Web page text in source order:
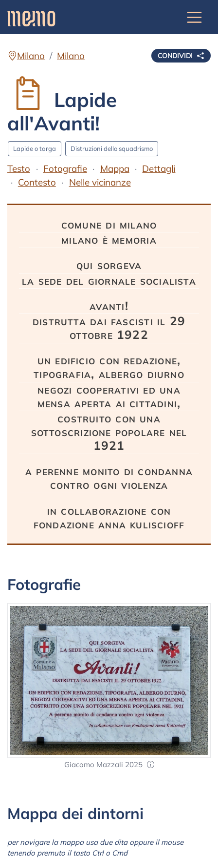
CONDIVIDI
Milano Milano
Lapide
all'Avanti!
Lapide o targa Distruzioni dello squadrismo
Testo Fotografie Mappa
Dettagli
Contesto
Nelle vicinanze
comune di milano
milano è memoria
qui sorgeva
la sede del giornale socialista
avanti!
distrutta dai fascisti il 29
ottobre 1922
un edificio con redazione,
tipografia, albergo diurno
negozi cooperativi ed una
mensa aperta ai cittadini,
costruito con una
sottoscrizione popolare nel
1921
a perenne monito di condanna
contro ogni violenza
in collaborazione con
fondazione anna kuliscioff
Fotografie
Giacomo Mazzali 2025
Mappa dei dintorni
per navigare la mappa usa due dita oppure il mouse
tenendo premuto il tasto Ctrl o Cmd